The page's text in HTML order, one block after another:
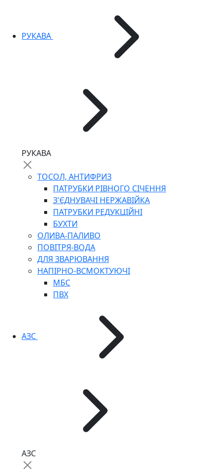
РУКАВА
РУКАВА
ТОСОЛ, АНТИФРИЗ
ПАТРУБКИ РІВНОГО СІЧЕННЯ
З'ЄДНУВАЧІ НЕРЖАВІЙКА
ПАТРУБКИ РЕДУКЦІЙНІ
БУХТИ
ОЛИВА-ПАЛИВО
ПОВІТРЯ-ВОДА
ДЛЯ ЗВАРЮВАННЯ
НАПІРНО-ВСМОКТУЮЧІ
МБС
ПВХ
АЗС
АЗС